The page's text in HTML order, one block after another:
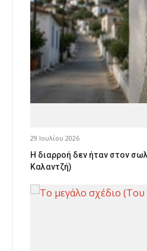
29 Ιουλίου 2026
Η διαρροή δεν ήταν στον
Καλαντζή)